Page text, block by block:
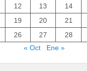
12 13 14
19 20 21
26 27 28
« Oct
Ene »